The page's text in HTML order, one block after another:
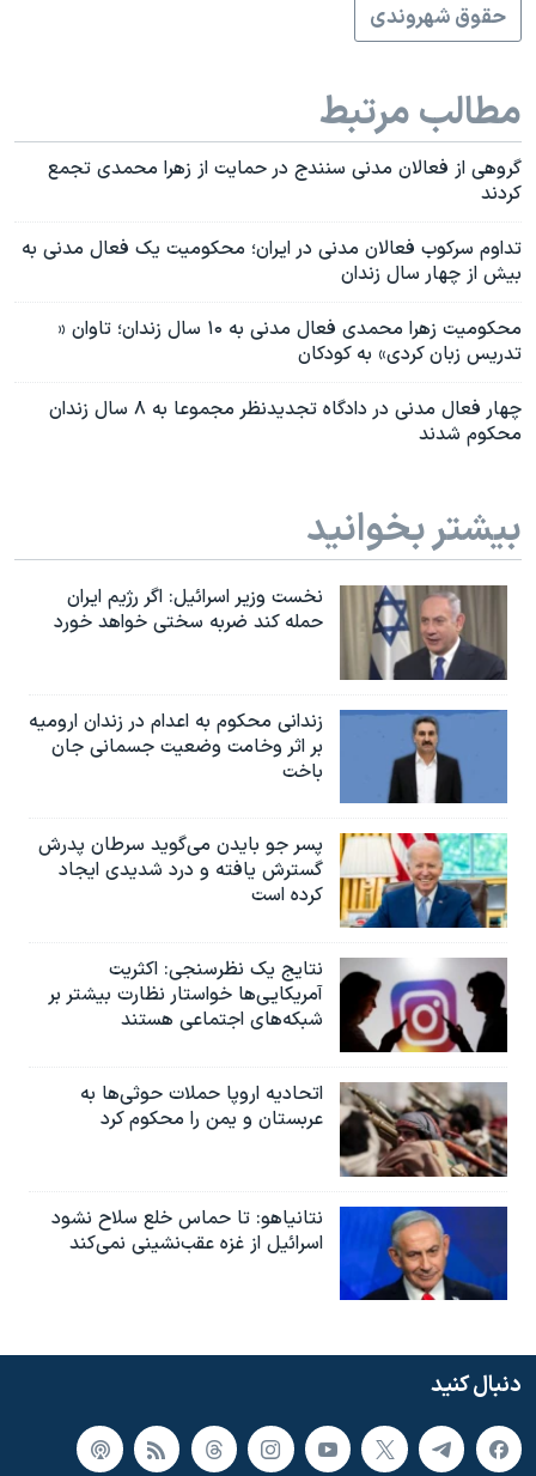
حقوق شهروندی
مطالب مرتبط
گروهی از فعالان مدنی سنندج در حمایت از زهرا محمدی تجمع
کردند
تداوم سرکوب فعالان مدنی در ایران؛ محکومیت یک فعال مدنی به
بیش از چهار سال زندان
محکومیت زهرا محمدی فعال مدنی به ۱۰ سال زندان؛ تاوان «
تدریس زبان کردی» به کودکان
چهار فعال مدنی در دادگاه تجدیدنظر مجموعا به ۸ سال زندان
محکوم شدند
بیشتر بخوانید
نخست وزیر اسرائيل: اگر رژیم ایران
حمله کند ضربه سختی خواهد خورد
زندانی محکوم به اعدام در زندان ارومیه
بر اثر وخامت وضعیت جسمانی جان
باخت
پسر جو بایدن می‌گوید سرطان پدرش
گسترش یافته و درد شدیدی ایجاد
کرده است
نتایج یک نظرسنجی: اکثریت
آمریکایی‌ها خواستار نظارت بیشتر بر
شبکه‌های اجتماعی هستند
اتحادیه اروپا حملات حوثی‌ها به
عربستان و یمن را محکوم کرد
نتانیاهو: تا حماس خلع سلاح نشود
اسرائیل از غزه عقب‌نشینی نمی‌کند
دنبال کنید